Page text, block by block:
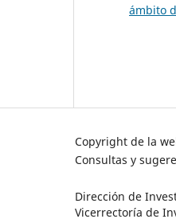
ámbito
Copyright de la
Consultas y
Dirección de
Vicerrectoría de